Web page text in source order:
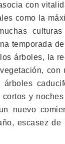
con
como la
temporada
árboles, la
con
y
nuevo
escasez